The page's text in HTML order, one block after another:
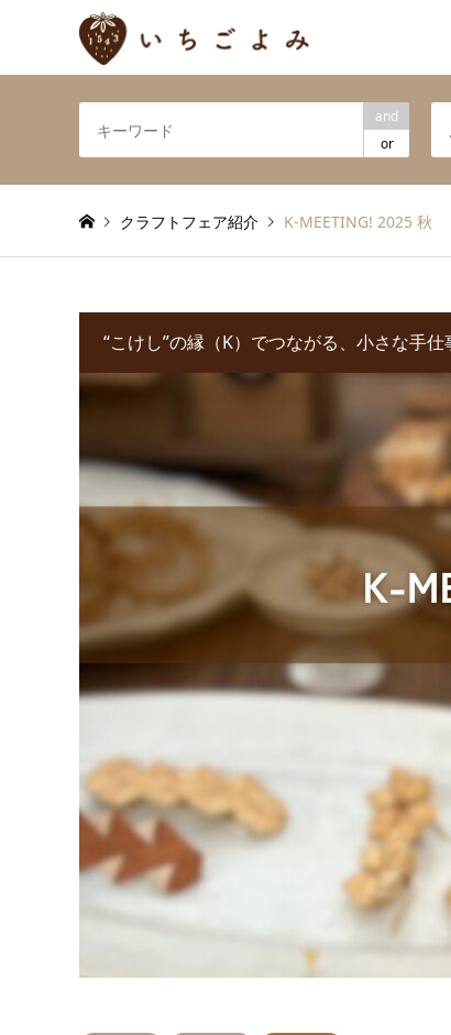
and
or
クラフトフェア紹介 K-MEETING! 2025 秋
“こけし”の縁（K）でつながる、小さな手